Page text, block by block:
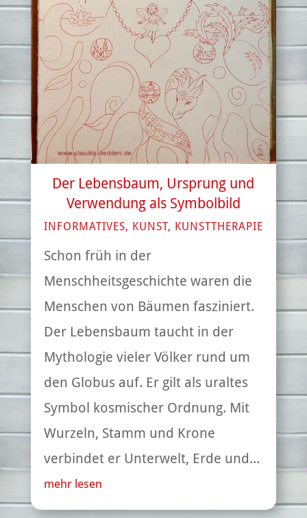
Der Lebensbaum, Ursprung und
Verwendung als Symbolbild
INFORMATIVES, KUNST, KUNSTTHERAPIE
Schon früh in der
Menschheitsgeschichte waren die
Menschen von Bäumen fasziniert.
Der Lebensbaum taucht in der
Mythologie vieler Völker rund um
den Globus auf. Er gilt als uraltes
Symbol kosmischer Ordnung. Mit
Wurzeln, Stamm und Krone
verbindet er Unterwelt, Erde und...
mehr lesen